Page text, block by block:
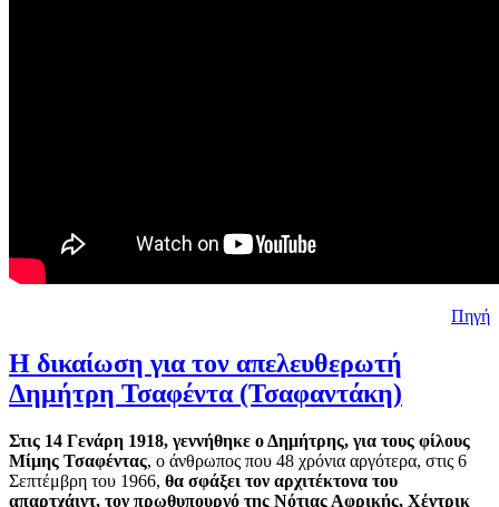
Πηγή
Η δικαίωση για τον απελευθερωτή
Δημήτρη Τσαφέντα (Τσαφαντάκη)
Στις 14 Γενάρη 1918, γεννήθηκε ο Δημήτρης, για τους φίλους
Μίμης Τσαφέντας, ο άνθρωπος που 48 χρόνια αργότερα, στις 6
Σεπτέμβρη του 1966, θα σφάξει τον αρχιτέκτονα του
απαρτχάιντ, τον πρωθυπουργό της Νότιας Αφρικής, Χέντρικ